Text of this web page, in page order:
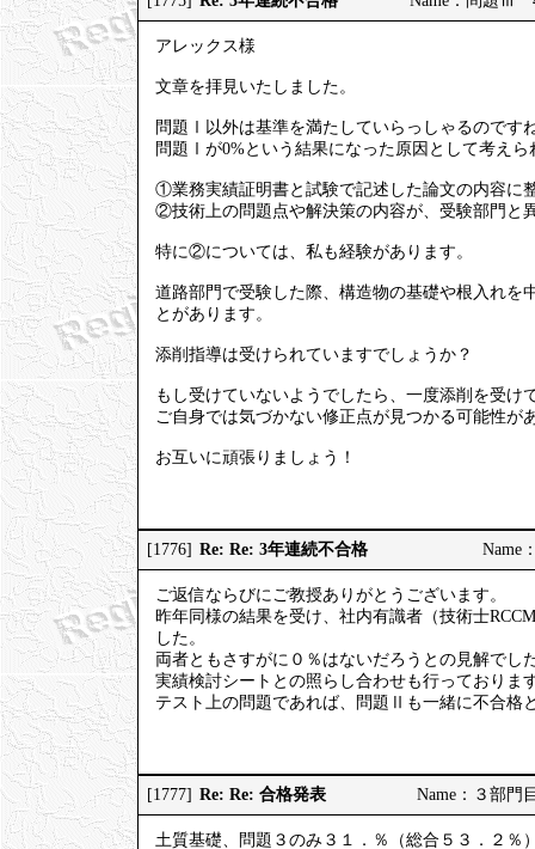
アレックス様
文章を拝見いたしました。
問題Ⅰ以外は基準を満たしていらっしゃるのです
問題Ⅰが0%という結果になった原因として考え
①業務実績証明書と試験で記述した論文の内容に
②技術上の問題点や解決策の内容が、受験部門と
特に②については、私も経験があります。
道路部門で受験した際、構造物の基礎や根入れを
とがあります。
添削指導は受けられていますでしょうか？
もし受けていないようでしたら、一度添削を受け
ご自身では気づかない修正点が見つかる可能性が
お互いに頑張りましょう！
[1776] Re: Re: 3年連続不合格 Name
ご返信ならびにご教授ありがとうございます。
昨年同様の結果を受け、社内有識者（技術士
した。
両者ともさすがに０％はないだろうとの見解でし
実績検討シートとの照らし合わせも行っておりま
テスト上の問題であれば、問題Ⅱも一緒に不合格
[1777] Re: Re: 合格発表 Name：３部門
土質基礎、問題３のみ３１．％（総合５３．２％